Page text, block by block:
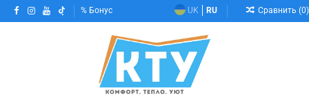
Бонус UK RU Сравнить (0)